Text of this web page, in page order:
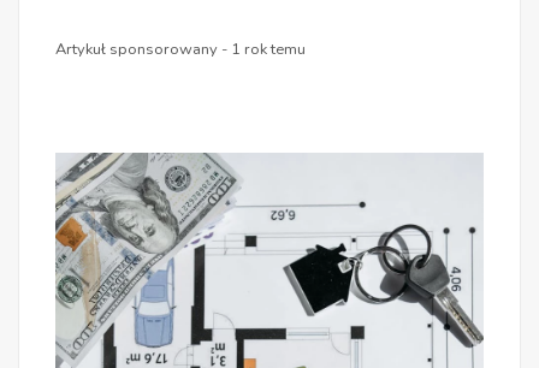
Artykuł sponsorowany - 1 rok temu